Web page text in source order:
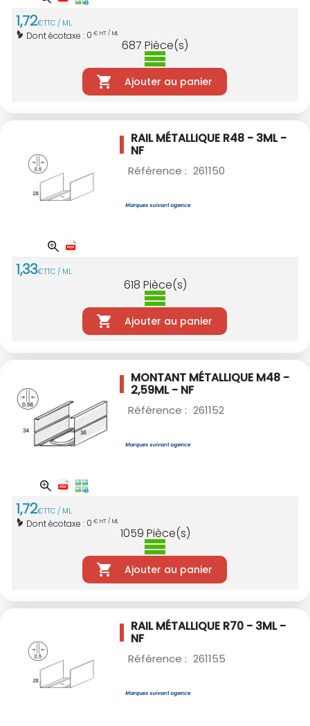
1,72€TTC / ML
Dont écotaxe : 0 € HT / ML
687 Pièce(s)
Ajouter au panier
RAIL MÉTALLIQUE R48 - 3ML -
NF
Référence : 261150
1,33€TTC / ML
618 Pièce(s)
Ajouter au panier
MONTANT MÉTALLIQUE M48 -
2,59ML - NF
Référence : 261152
1,72€TTC / ML
Dont écotaxe : 0 € HT / ML
1059 Pièce(s)
Ajouter au panier
RAIL MÉTALLIQUE R70 - 3ML -
NF
Référence : 261155